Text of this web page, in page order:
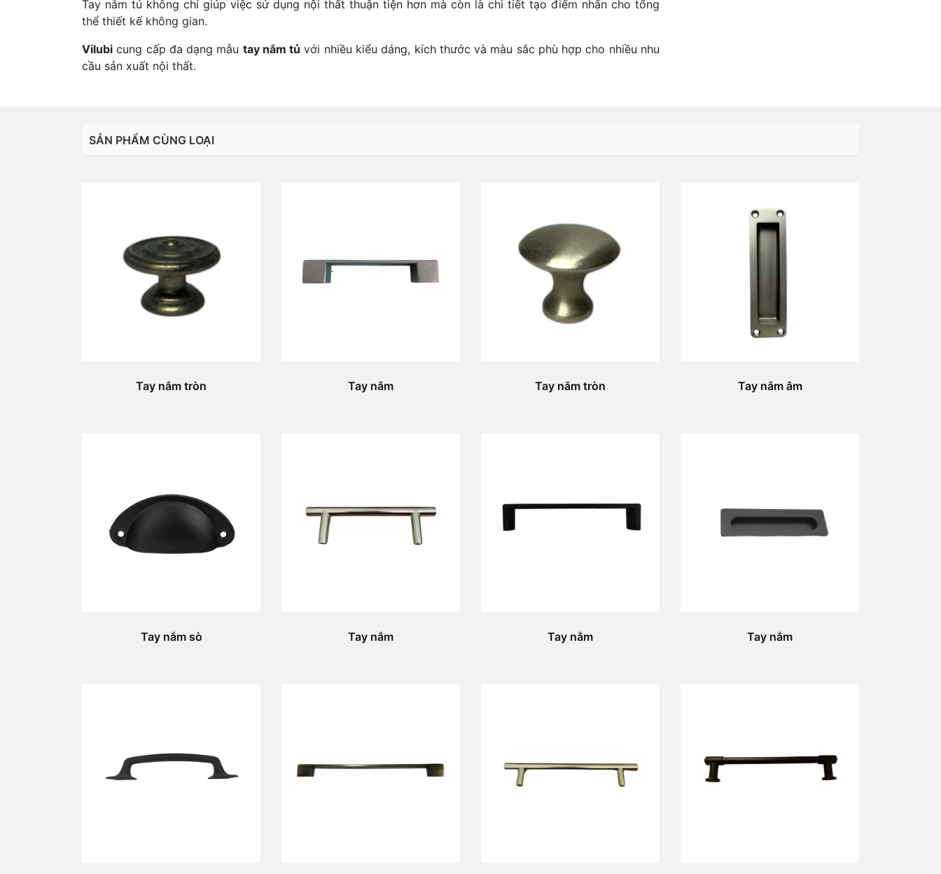
Tay nắm tủ không chỉ giúp việc sử dụng nội thất thuận tiện hơn mà còn là chi tiết tạo điểm nhấn cho tổng
thể thiết kế không gian.
Vilubi cung cấp đa dạng mẫu tay nắm tủ với nhiều kiểu dáng, kích thước và màu sắc phù hợp cho nhiều nhu
cầu sản xuất nội thất.
SẢN PHẨM CÙNG LOẠI
Tay nắm tròn Tay nắm Tay nắm tròn Tay nắm âm
Tay nắm sò Tay nắm Tay nắm Tay nắm